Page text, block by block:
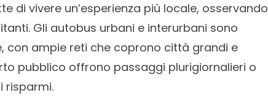
di vivere un’esperienza più locale, osservando
Gli autobus urbani e interurbani sono
con ampie reti che coprono città grandi e
pubblico offrono passaggi plurigiornalieri o
risparmi.